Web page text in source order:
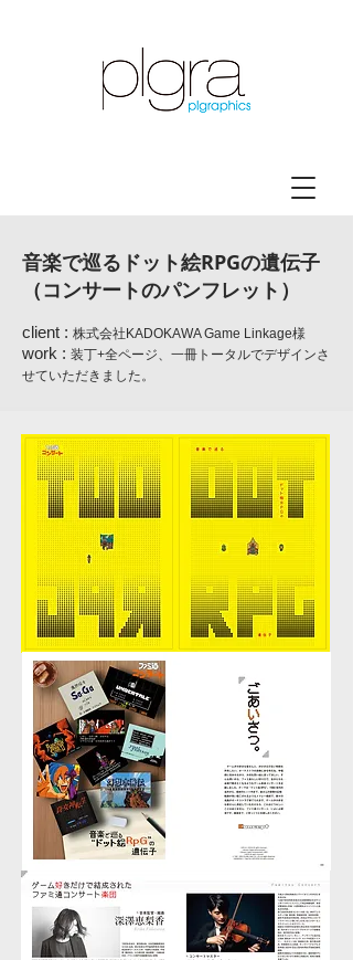
音楽で巡るドット絵RPGの遺伝子
（コンサートのパンフレット）
client : 株式会社KADOKAWA Game Linkage様
work : 装丁+全ページ、一冊トータルでデザインさ
せていただきました。